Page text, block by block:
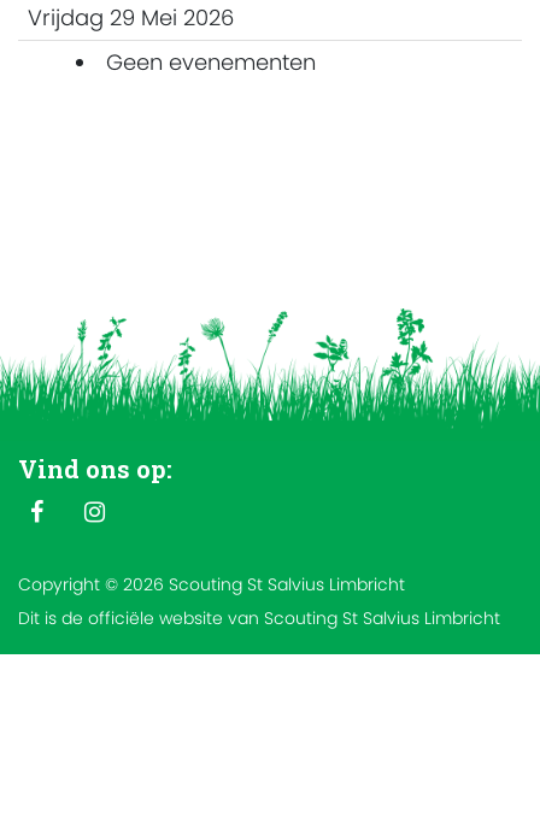
Vrijdag 29 Mei 2026
Geen evenementen
Vind ons op:
Copyright © 2026 Scouting St Salvius Limbricht
Dit is de officiële website van Scouting St Salvius Limbricht